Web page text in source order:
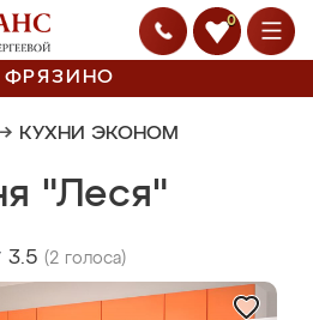
0
ФРЯЗИНО
→ КУХНИ ЭКОНОМ
"Леся"
3.5 (2 голоса)